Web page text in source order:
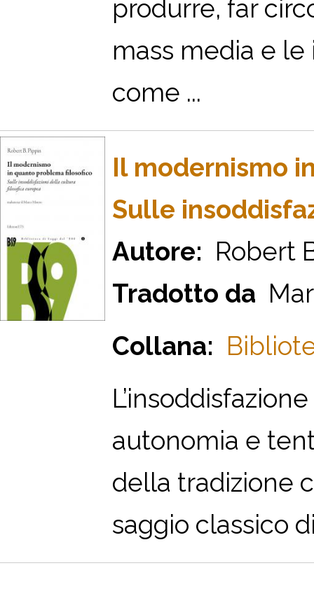
produrre, far
mass media e
come ...
Il modernismo
Sulle
Autore: Robert
Tradotto da
Collana:
L’
autonomia e
della tradizione
saggio classico